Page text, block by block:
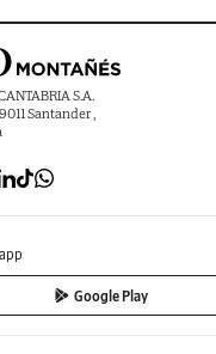
S.A.
Santander ,
Google Play